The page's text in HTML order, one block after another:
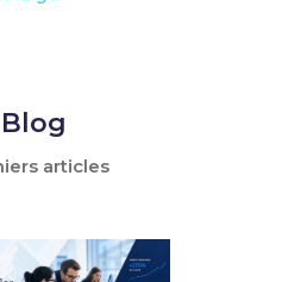
Blog
articles